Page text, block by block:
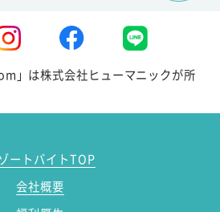
」は株式会社ヒューマニックが所
ートバイトTOP
会社概要